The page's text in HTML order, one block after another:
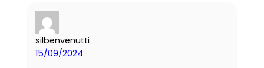
silbenvenutti
15/09/2024